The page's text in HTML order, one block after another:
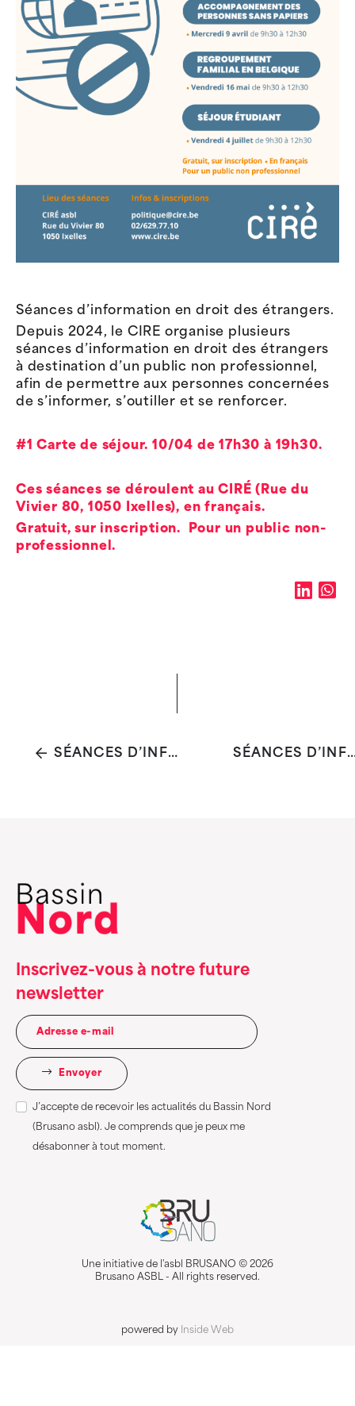
Séances d’information en droit des étrangers.
Depuis 2024, le CIRE organise plusieurs
séances d’information en droit des étrangers
à destination d’un public non professionnel,
afin de permettre aux personnes concernées
de s’informer, s’outiller et se renforcer.
#1 Carte de séjour. 10/04 de 17h30 à 19h30.
Ces séances se déroulent au CIRÉ (Rue du
Vivier 80, 1050 Ixelles), en français.
Gratuit, sur inscription. Pour un public non-
professionnel.
SÉANCES D’INFORMATION EN DROIT DES ÉTRANGERS #1 SÉANCES D’INFORMATION EN
Inscrivez-vous à notre future
newsletter
Envoyer
J’accepte de recevoir les actualités du Bassin Nord
(Brusano asbl). Je comprends que je peux me
désabonner à tout moment.
Une initiative de l'asbl BRUSANO © 2026
Brusano ASBL - All rights reserved.
powered by Inside Web